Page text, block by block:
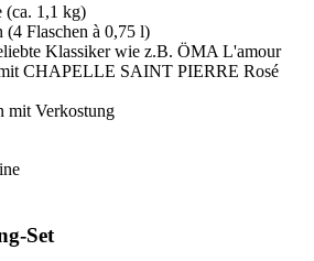
(ca. 1,1 kg)
Flaschen à 0,75 l)
Klassiker wie z.B. ÖMA L'amour
CHAPELLE SAINT PIERRE Rosé
mit Verkostung
Set